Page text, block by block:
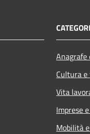
Cultura
Vita
Imprese
Mobilità